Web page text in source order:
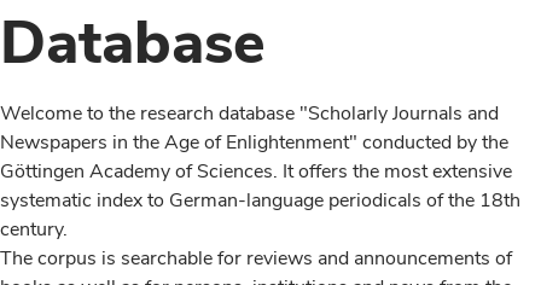
Database
Welcome to the research database "Scholarly Journals and
Newspapers in the Age of Enlightenment" conducted by the
Göttingen Academy of Sciences. It offers the most extensive
systematic index to German-language periodicals of the 18th
century.
The corpus is searchable for reviews and announcements of